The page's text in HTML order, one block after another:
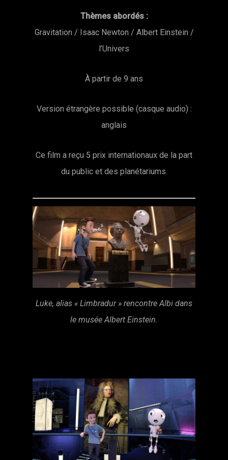
Thèmes abordés :
Gravitation / Isaac Newton / Albert Einstein /
l’Univers
À partir de 9 ans
Version étrangère possible (casque audio) :
anglais
Ce film a reçu 5 prix internationaux de la part
du public et des planétariums.
Luke, alias « Limbradur » rencontre Albi dans
le musée Albert Einstein.